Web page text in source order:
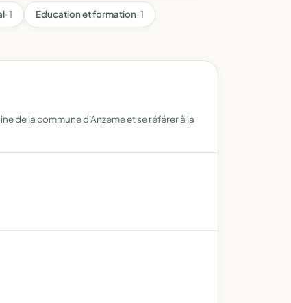
· 1 Education et formation· 1
de la commune d'Anzeme et se référer à la